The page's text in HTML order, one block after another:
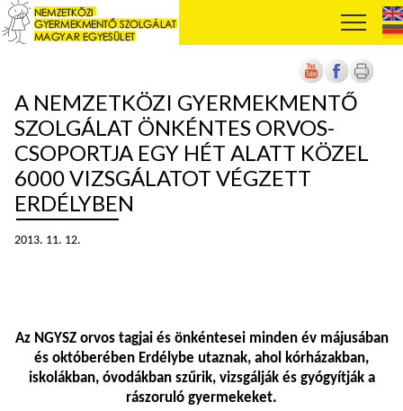
A NEMZETKÖZI GYERMEKMENTŐ
SZOLGÁLAT ÖNKÉNTES ORVOS-
CSOPORTJA EGY HÉT ALATT KÖZEL
6000 VIZSGÁLATOT VÉGZETT
ERDÉLYBEN
2013. 11. 12.
Az NGYSZ orvos tagjai és önkéntesei minden év májusában
és októberében Erdélybe utaznak, ahol kórházakban,
iskolákban, óvodákban szűrik, vizsgálják és gyógyítják a
rászoruló gyermekeket.